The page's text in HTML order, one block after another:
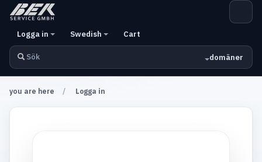
domäner
Logga in Swedish Cart
you are here Logga in